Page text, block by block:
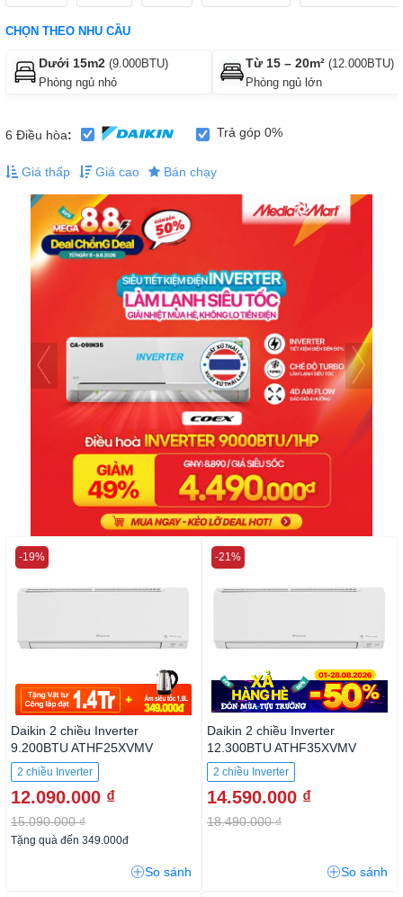
CHỌN THEO NHU CẦU
Dưới 15m2 (9.000BTU)
Phòng ngủ nhỏ
Từ 15 – 20m² (12.000BTU)
Phòng ngủ lớn
6 Điều hòa: Trả góp 0%
Giá thấp Giá cao Bán chạy
Daikin 2 chiều Inverter
9.200BTU ATHF25XVMV
2 chiều Inverter
12.090.000 ₫
15.090.000 ₫
-19%
Tặng quà đến 349.000đ
So sánh
Daikin 2 chiều Inverter
12.300BTU ATHF35XVMV
2 chiều Inverter
14.590.000 ₫
18.490.000 ₫
-21%
So sánh